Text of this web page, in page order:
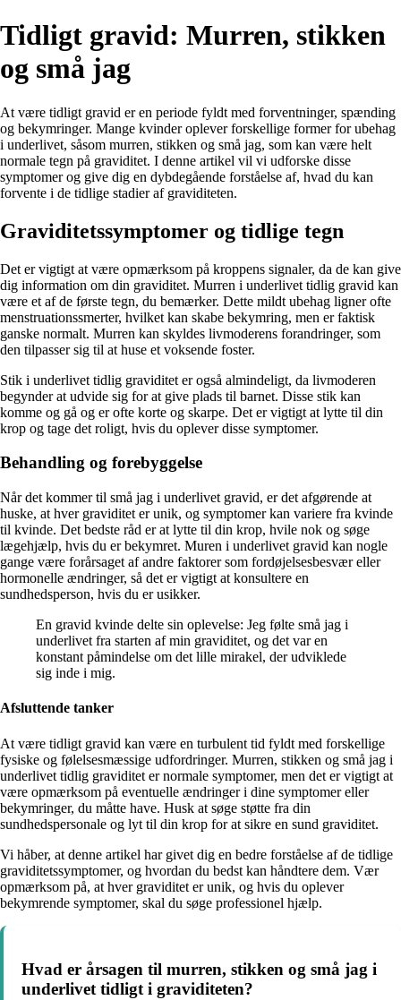
Tidligt gravid: Murren, stikken
og små jag
At være tidligt gravid er en periode fyldt med forventninger, spænding
og bekymringer. Mange kvinder oplever forskellige former for ubehag
i underlivet, såsom murren, stikken og små jag, som kan være helt
normale tegn på graviditet. I denne artikel vil vi udforske disse
symptomer og give dig en dybdegående forståelse af, hvad du kan
forvente i de tidlige stadier af graviditeten.
Graviditetssymptomer og tidlige tegn
Det er vigtigt at være opmærksom på kroppens signaler, da de kan give
dig information om din graviditet. Murren i underlivet tidlig gravid kan
være et af de første tegn, du bemærker. Dette mildt ubehag ligner ofte
menstruationssmerter, hvilket kan skabe bekymring, men er faktisk
ganske normalt. Murren kan skyldes livmoderens forandringer, som
den tilpasser sig til at huse et voksende foster.
Stik i underlivet tidlig graviditet er også almindeligt, da livmoderen
begynder at udvide sig for at give plads til barnet. Disse stik kan
komme og gå og er ofte korte og skarpe. Det er vigtigt at lytte til din
krop og tage det roligt, hvis du oplever disse symptomer.
Behandling og forebyggelse
Når det kommer til små jag i underlivet gravid, er det afgørende at
huske, at hver graviditet er unik, og symptomer kan variere fra kvinde
til kvinde. Det bedste råd er at lytte til din krop, hvile nok og søge
lægehjælp, hvis du er bekymret. Muren i underlivet gravid kan nogle
gange være forårsaget af andre faktorer som fordøjelsesbesvær eller
hormonelle ændringer, så det er vigtigt at konsultere en
sundhedsperson, hvis du er usikker.
En gravid kvinde delte sin oplevelse: Jeg følte små jag i
underlivet fra starten af min graviditet, og det var en
konstant påmindelse om det lille mirakel, der udviklede
sig inde i mig.
Afsluttende tanker
At være tidligt gravid kan være en turbulent tid fyldt med forskellige
fysiske og følelsesmæssige udfordringer. Murren, stikken og små jag i
underlivet tidlig graviditet er normale symptomer, men det er vigtigt at
være opmærksom på eventuelle ændringer i dine symptomer eller
bekymringer, du måtte have. Husk at søge støtte fra din
sundhedspersonale og lyt til din krop for at sikre en sund graviditet.
Vi håber, at denne artikel har givet dig en bedre forståelse af de tidlige
graviditetssymptomer, og hvordan du bedst kan håndtere dem. Vær
opmærksom på, at hver graviditet er unik, og hvis du oplever
bekymrende symptomer, skal du søge professionel hjælp.
Hvad er årsagen til murren, stikken og små jag i
underlivet tidligt i graviditeten?